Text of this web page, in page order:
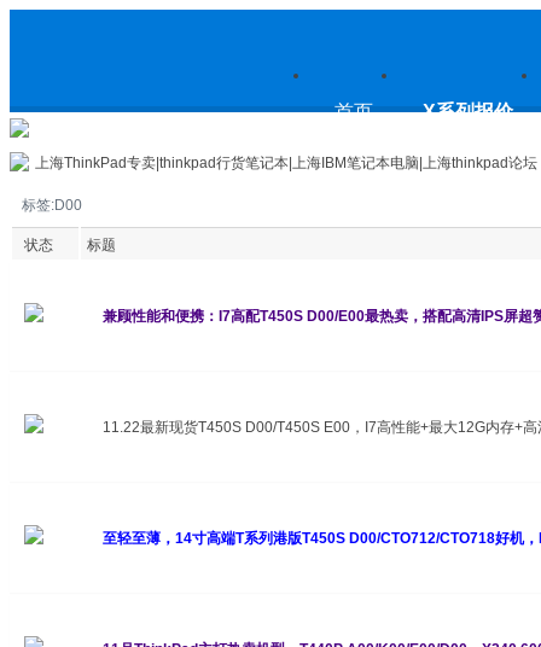
上
海ThinkPad专卖|thinkpad行货笔
首页 X系列报价
上海ThinkPad专卖|thinkpad行货笔记本|上海IBM笔记本电脑|上海thinkpad论坛
标签:D00
状态 标题
兼顾性能和便携：I7高配T450S D00/E00最热卖，搭配高清IPS屏超
11.22最新现货T450S D00/T450S E00，I7高性能+最大12G内存+
至轻至薄，14寸高端T系列港版T450S D00/CTO712/CTO718好机